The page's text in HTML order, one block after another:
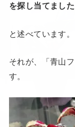
を探し当てました
と述べています。
それが、「青山
す。